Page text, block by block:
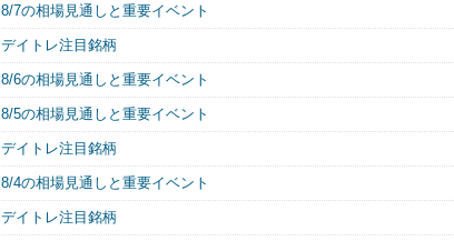
8/7の相場見通しと重要イベント
デイトレ注目銘柄
8/6の相場見通しと重要イベント
8/5の相場見通しと重要イベント
デイトレ注目銘柄
8/4の相場見通しと重要イベント
デイトレ注目銘柄